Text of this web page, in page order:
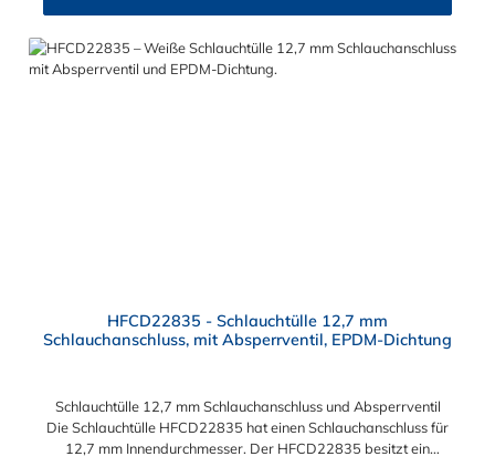
HFCD22835 - Schlauchtülle 12,7 mm
Schlauchanschluss, mit Absperrventil, EPDM-Dichtung
Schlauchtülle 12,7 mm Schlauchanschluss und Absperrventil
Die Schlauchtülle HFCD22835 hat einen Schlauchanschluss für
12,7 mm Innendurchmesser. Der HFCD22835 besitzt ein